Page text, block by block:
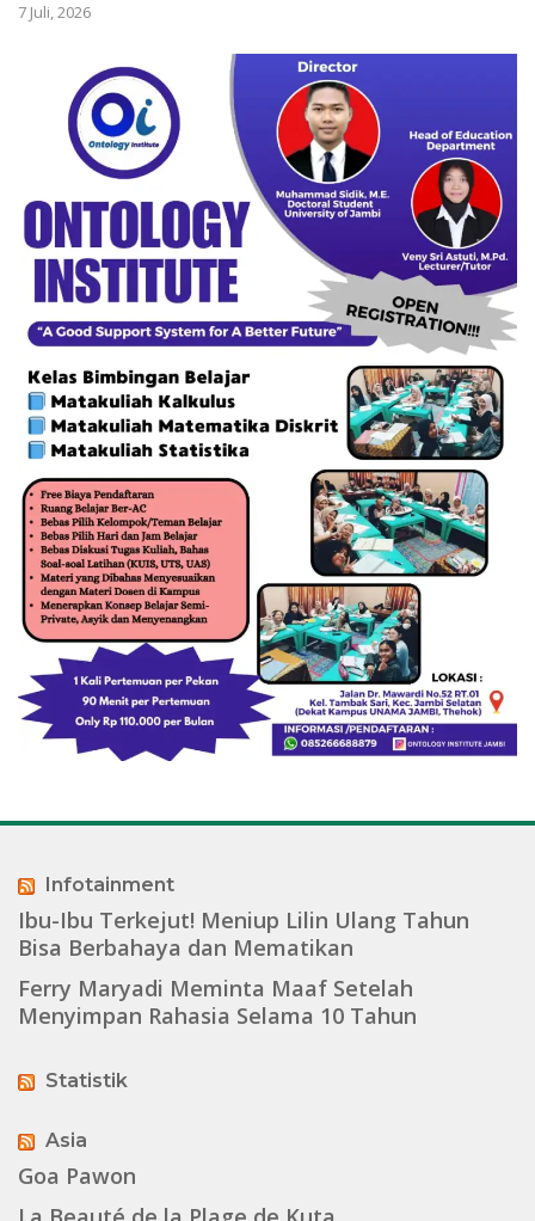
7 Juli, 2026
Infotainment
Ibu-Ibu Terkejut! Meniup Lilin Ulang Tahun
Bisa Berbahaya dan Mematikan
Ferry Maryadi Meminta Maaf Setelah
Menyimpan Rahasia Selama 10 Tahun
Statistik
Asia
Goa Pawon